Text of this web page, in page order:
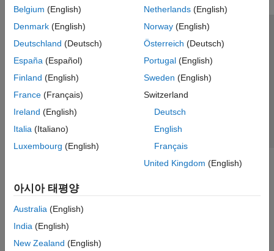
Reporting and Database Access
Application Deployment
Verification, Validation, and Test
Cloud Capabilities
Teaching and Learning
Applications
AI and Statistics
Mathematics and Optimization
Control Systems
Test and Measurement
RF and Mixed Signal
Belgium (English)
Denmark (English)
Deutschland (Deutsch)
España (Español)
Finland (English)
France (Français)
Ireland (English)
Italia (Italiano)
Luxembourg (English)
Netherlands(English)
Norway(English)
Österreich (Deutsch)
Portugal(English)
Sweden (English)
Switzerland
Deutsch
English
Français
United Kingdom (English)
아시아 태평양
Australia (English)
India (English)
New Zealand (English)
개인정보 취급방침